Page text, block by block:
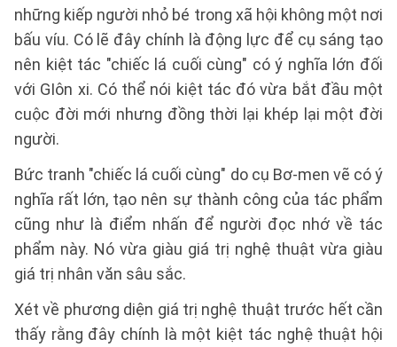
những kiếp người nhỏ bé trong xã hội không một nơi
bấu víu. Có lẽ đây chính là động lực để cụ sáng tạo
nên kiệt tác "chiếc lá cuối cùng" có ý nghĩa lớn đối
với GIôn xi. Có thể nói kiệt tác đó vừa bắt đầu một
cuộc đời mới nhưng đồng thời lại khép lại một đời
người.
Bức tranh "chiếc lá cuối cùng" do cụ Bơ-men vẽ có ý
nghĩa rất lớn, tạo nên sự thành công của tác phẩm
cũng như là điểm nhấn để người đọc nhớ về tác
phẩm này. Nó vừa giàu giá trị nghệ thuật vừa giàu
giá trị nhân văn sâu sắc.
Xét về phương diện giá trị nghệ thuật trước hết cần
thấy rằng đây chính là một kiệt tác nghệ thuật hội